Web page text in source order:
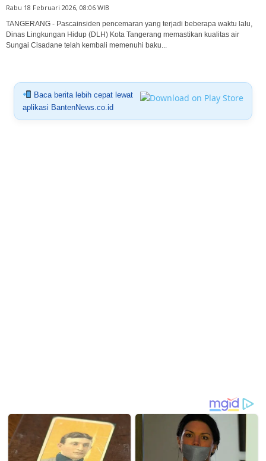
Rabu 18 Februari 2026, 08:06 WIB
TANGERANG - Pascainsiden pencemaran yang terjadi beberapa waktu lalu,
Dinas Lingkungan Hidup (DLH) Kota Tangerang memastikan kualitas air
Sungai Cisadane telah kembali memenuhi baku...
Baca berita lebih cepat lewat
aplikasi BantenNews.co.id